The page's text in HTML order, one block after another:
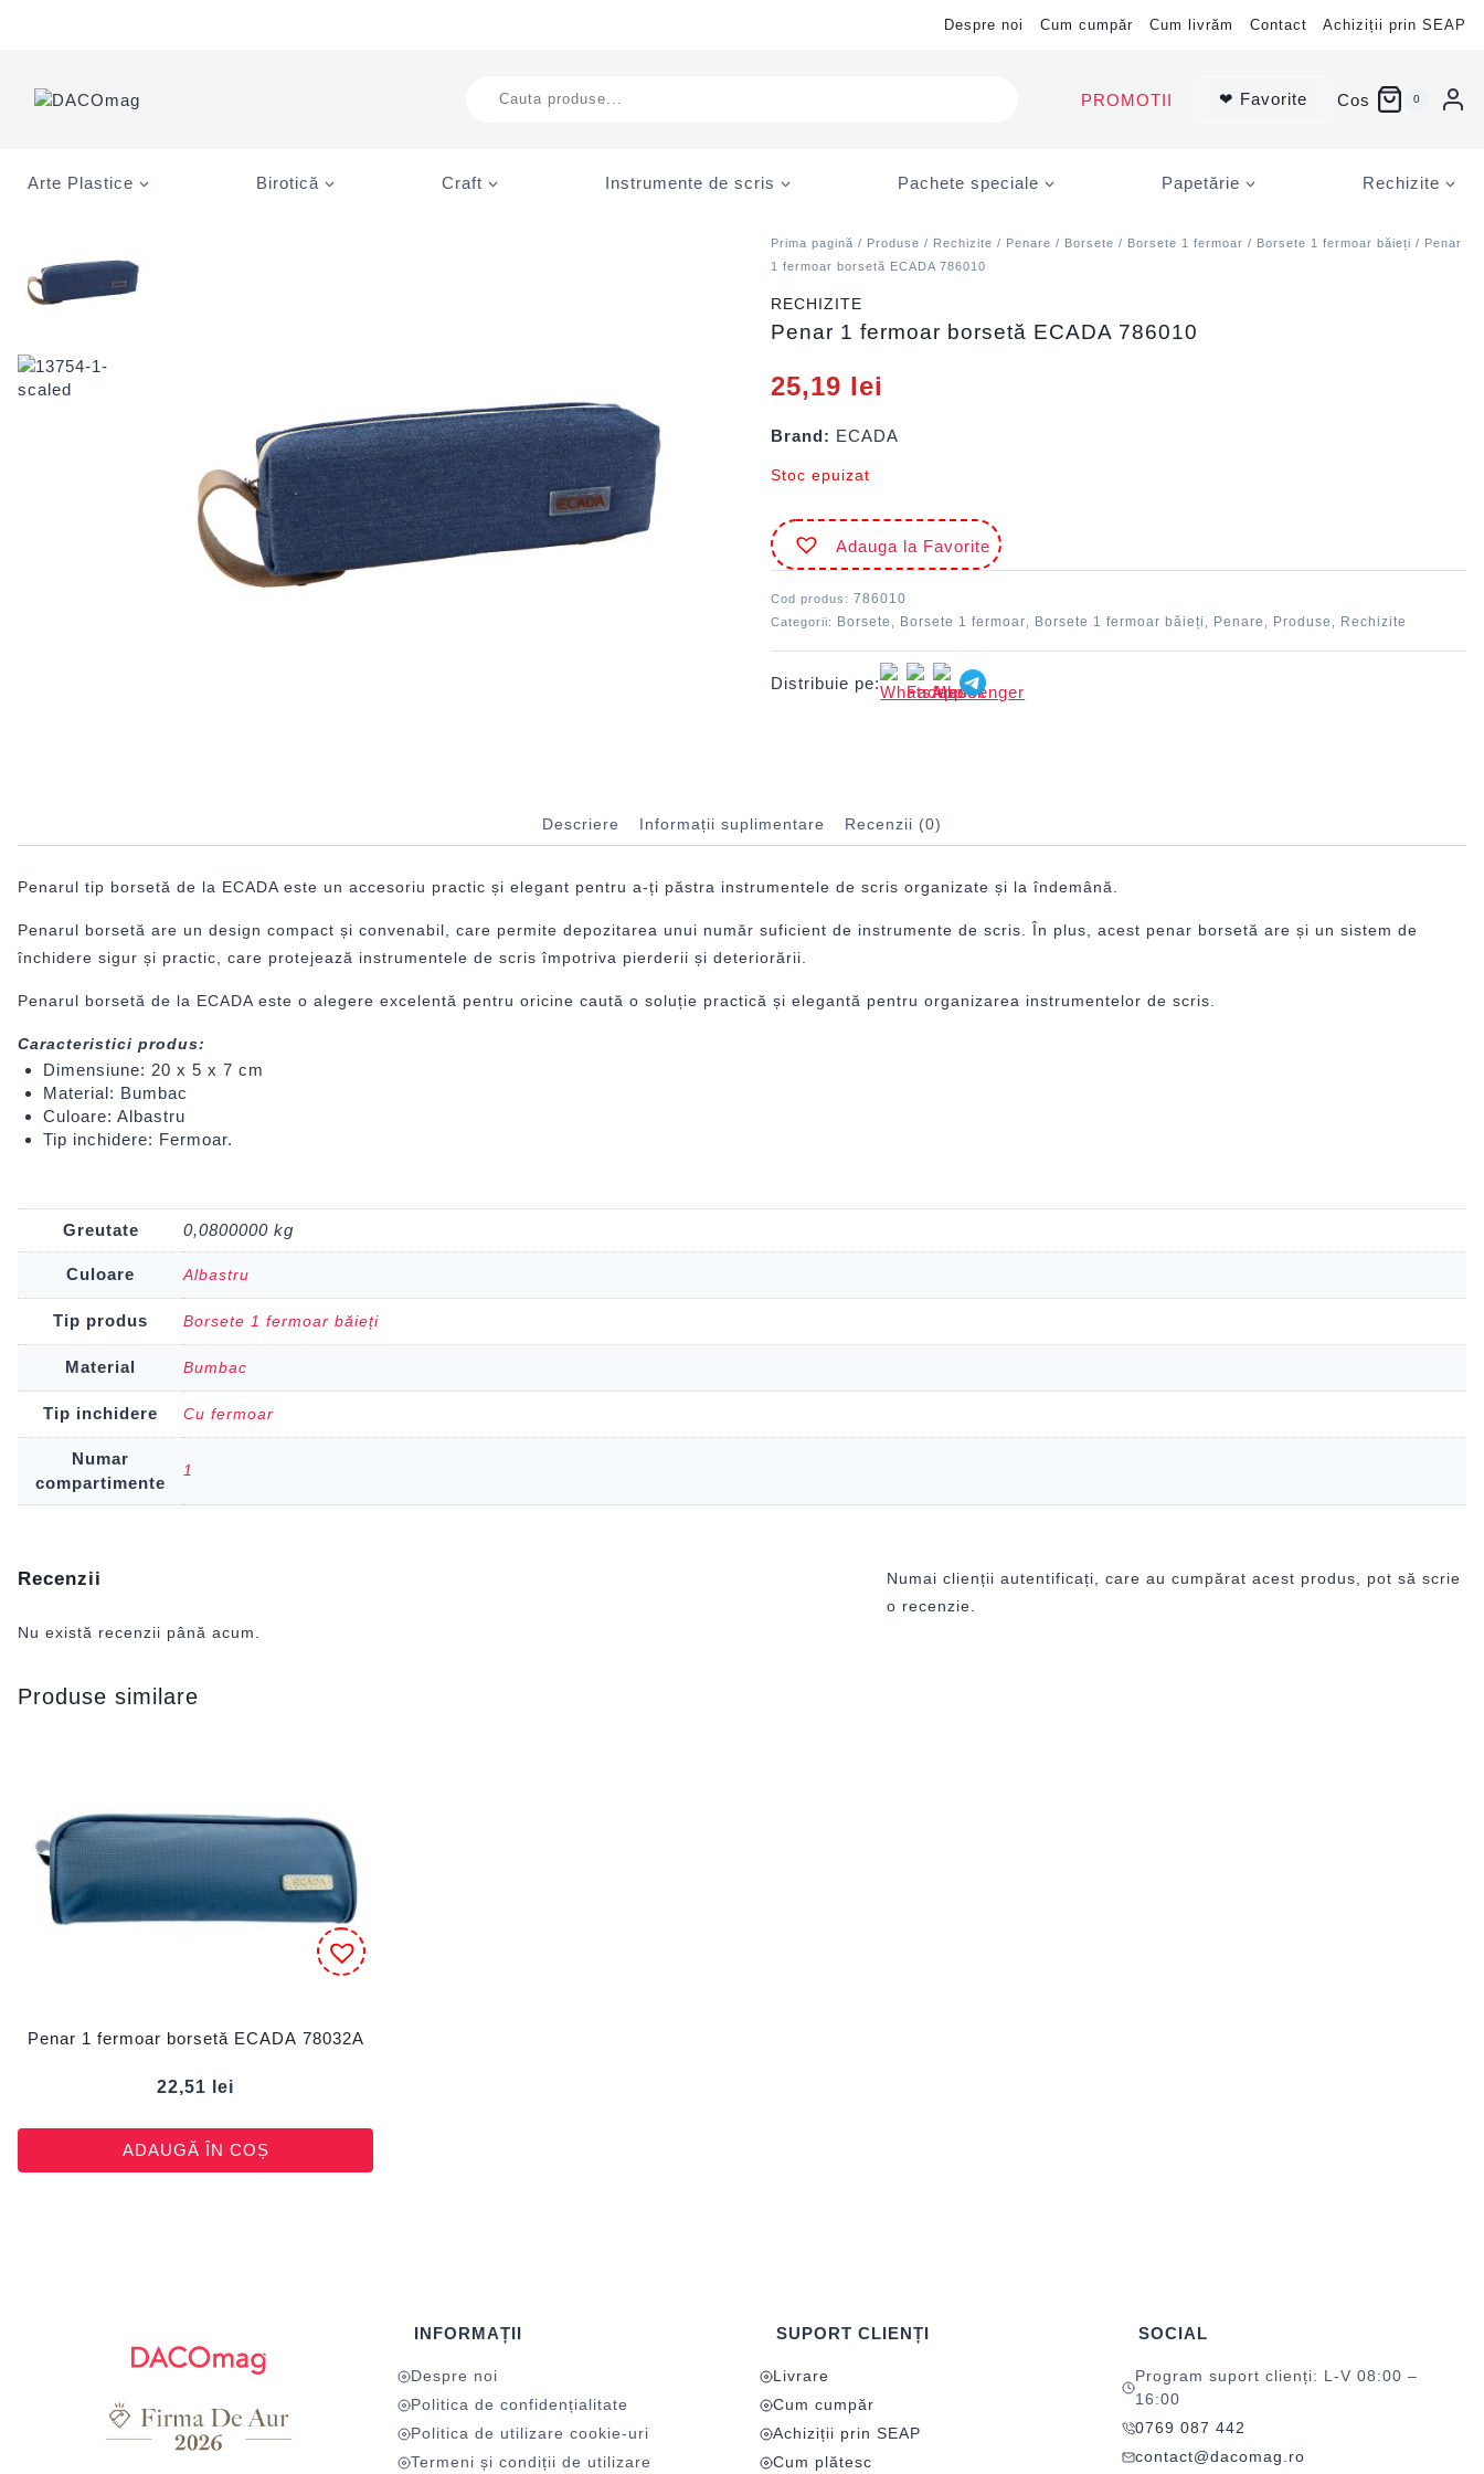
Despre noi Cum cumpăr Cum livrăm Contact Achiziții prin SEAP
search
PROMOTII ❤ Favorite Cos 0
Arte Plastice Birotică Craft Instrumente de scris Pachete speciale Papetărie Rechizite
Prima pagină / Produse / Rechizite / Penare / Borsete / Borsete 1 fermoar / Borsete 1 fermoar băieți / Penar
1 fermoar borsetă ECADA 786010
RECHIZITE
Penar 1 fermoar borsetă ECADA 786010
25,19 lei
Brand: ECADA
Stoc epuizat
Adauga la Favorite
Cod produs:786010
Categorii: Borsete Borsete 1 fermoar Borsete 1 fermoar băieți Penare Produse Rechizite
Distribuie pe:
Descriere Informații suplimentare Recenzii (0)
Penarul tip borsetă de la ECADA este un accesoriu practic și elegant pentru a-ți păstra instrumentele de scris organizate și la îndemână.
Penarul borsetă are un design compact și convenabil, care permite depozitarea unui număr suficient de instrumente de scris. În plus, acest penar borsetă are și un sistem de
închidere sigur și practic, care protejează instrumentele de scris împotriva pierderii și deteriorării.
Penarul borsetă de la ECADA este o alegere excelentă pentru oricine caută o soluție practică și elegantă pentru organizarea instrumentelor de scris.
Caracteristici produs:
Dimensiune: 20 x 5 x 7 cm
Material: Bumbac
Culoare: Albastru
Tip inchidere: Fermoar.
Greutate 0,0800000 kg
Culoare Albastru
Tip produs Borsete 1 fermoar băieți
Material Bumbac
Tip inchidere Cu fermoar
Numar
compartimente
1
Recenzii
Nu există recenzii până acum.
Numai clienții autentificați, care au cumpărat acest produs, pot să scrie
o recenzie.
Produse similare
Penar 1 fermoar borsetă ECADA 78032A
22,51 lei
ADAUGĂ ÎN COȘ
INFORMAȚII
Despre noi
Politica de confidențialitate
Politica de utilizare cookie-uri
Termeni și condiții de utilizare
SUPORT CLIENȚI
Livrare
Cum cumpăr
Achiziții prin SEAP
Cum plătesc
SOCIAL
Program suport clienți: L-V 08:00 –
16:00
0769 087 442
contact@dacomag.ro